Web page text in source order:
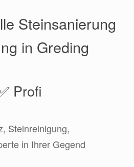
Steinsanierung
in Greding
Profi
Steinreinigung,
in Ihrer Gegend